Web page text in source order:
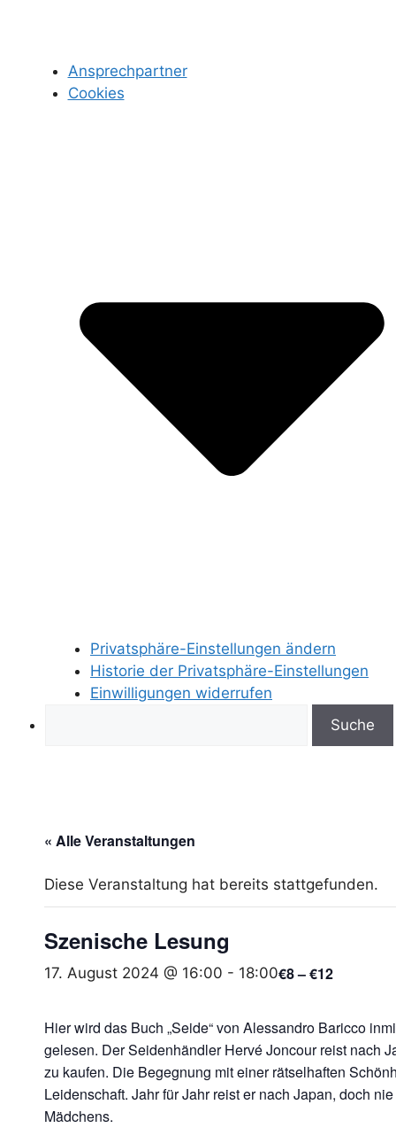
Ansprechpartner
Cookies
Privatsphäre-Einstellungen ändern
Historie der Privatsphäre-Einstellungen
Einwilligungen widerrufen
« Alle Veranstaltungen
Diese Veranstaltung hat bereits stattgefunden.
Szenische Lesung
17. August 2024 @ 16:00 - 18:00€8 – €12
Hier wird das Buch „Seide“ von Alessandro Baricco
gelesen. Der Seidenhändler Hervé Joncour reist nach
zu kaufen. Die Begegnung mit einer rätselhaften
Leidenschaft. Jahr für Jahr reist er nach Japan, doch
Mädchens.